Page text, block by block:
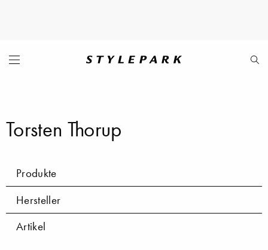
Torsten Thorup
Produkte
Hersteller
Artikel